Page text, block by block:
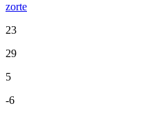
zorte
23
29
5
-6